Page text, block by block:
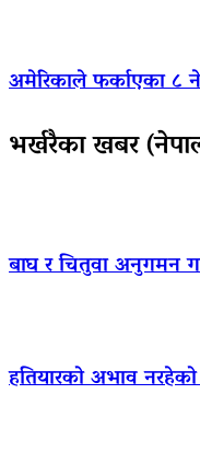
अमेरिकाले फर्काएका ८
भर्खरैका खबर
बाघ र चितुवा अनुगमन
हतियारको अभाव